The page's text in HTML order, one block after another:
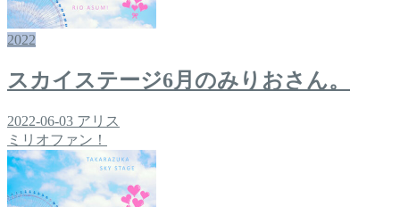
2022
スカイステージ6月のみりおさん。
2022-06-03 アリス
ミリオファン！